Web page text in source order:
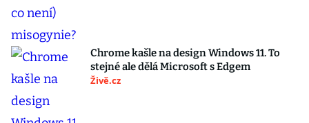
Chrome kašle na design Windows 11. To
stejné ale dělá Microsoft s Edgem
Živě.cz